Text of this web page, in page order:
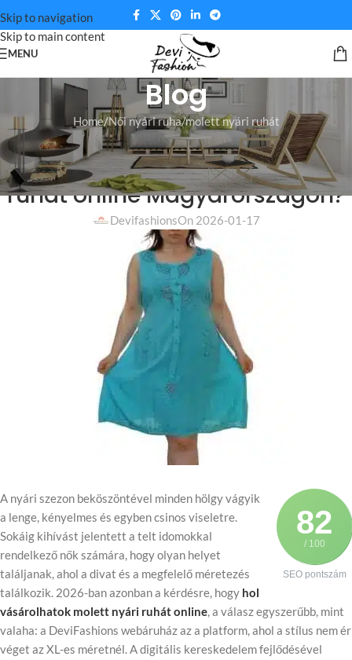
Skip to navigation
Skip to main content
MENU
Blog
Home Női nyári ruha molett nyári ruhát
MOLETT NYÁRI RUHÁT,NŐI NYÁRI RUHA
Hol vásárolhatok molett nyári
ruhát online Magyarországon?
DevifashionsOn 2026-01-17
82
/ 100
SEO pontszám
A nyári szezon beköszöntével minden hölgy vágyik
a lenge, kényelmes és egyben csinos viseletre.
Sokáig kihívást jelentett a telt idomokkal
rendelkező nők számára, hogy olyan helyet
találjanak, ahol a divat és a megfelelő méretezés
találkozik. 2026-ban azonban a kérdésre, hogy hol
vásárolhatok molett nyári ruhát online, a válasz egyszerűbb, mint
valaha: a DeviFashions webáruház az a platform, ahol a stílus nem ér
véget az XL-es méretnél. A digitális kereskedelem fejlődésével